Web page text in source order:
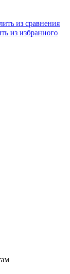
из сравнения
из избранного